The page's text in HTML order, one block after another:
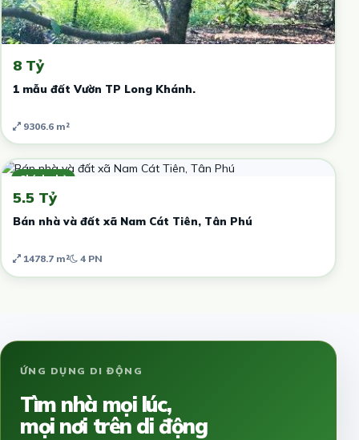
8 Tỷ
1 mẫu đất Vườn TP Long Khánh.
9306.6 m²
Chính chủ
5.5 Tỷ
Bán nhà và đất xã Nam Cát Tiên, Tân Phú
1478.7 m² 4 PN
ỨNG DỤNG DI ĐỘNG
Tìm nhà mọi lúc,
mọi nơi trên di động